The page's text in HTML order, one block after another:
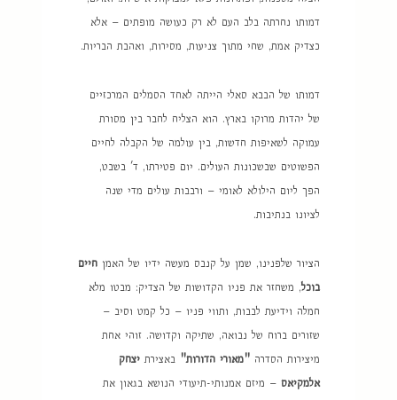
דמותו נחרתה בלב העם לא רק כעושה מופתים – אלא
כצדיק אמת, שחי מתוך צניעות, מסירות, ואהבת הבריות.
דמותו של הבבא סאלי הייתה לאחד הסמלים המרכזיים
של יהדות מרוקו בארץ. הוא הצליח לחבר בין מסורת
עמוקה לשאיפות חדשות, בין עולמה של הקבלה לחיים
הפשוטים שבשכונות העולים. יום פטירתו, ד' בשבט,
הפך ליום הילולא לאומי – ורבבות עולים מדי שנה
לציונו בנתיבות.
הציור שלפנינו, שמן על קנבס מעשה ידיו של האמןחיים
בוכל, משחזר את פניו הקדושות של הצדיק: מבטו מלא
חמלה וידיעת לבבות, ותווי פניו – כל קמט וסיב –
שזורים ברוח של נבואה, שתיקה וקדושה. זוהי אחת
מיצירות הסדרה"מאורי הדורות" באצירתיצחק
אלמקיאס – מיזם אמנותי-תיעודי הנושא בגאון את